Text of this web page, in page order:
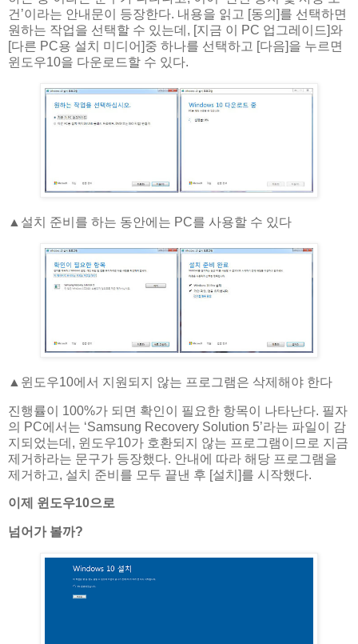
건’이라는 안내문이 등장한다. 내용을 읽고 [동의]를 선택하면
원하는 작업을 선택할 수 있는데, [지금 이 PC 업그레이드]와
[다른 PC용 설치 미디어]중 하나를 선택하고 [다음]을 누르면
윈도우10을 다운로드할 수 있다.
▲​설치 준비를 하는 동안에는 PC를 사용할 수 있다
▲​윈도우10에서 지원되지 않는 프로그램은 삭제해야 한다
진행률이 100%가 되면 확인이 필요한 항목이 나타난다. 필자
의 PC에서는 ‘Samsung Recovery Solution 5’라는 파일이 감
지되었는데, 윈도우10가 호환되지 않는 프로그램이므로 지금
제거하라는 문구가 등장했다. 안내에 따라 해당 프로그램을
제거하고, 설치 준비를 모두 끝낸 후 [설치]를 시작했다.
​이제 윈도우10으로
넘어가 볼까?